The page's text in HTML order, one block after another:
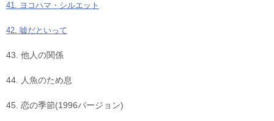
41. ヨコハマ・シルエット
42. 嘘だといって
43. 他人の関係
44. 人魚のため息
45. 恋の季節(1996バージョン)